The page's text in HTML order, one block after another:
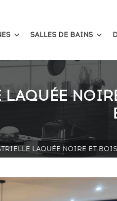
SALLES DE BAINS
LAQUÉE NOIRE ET